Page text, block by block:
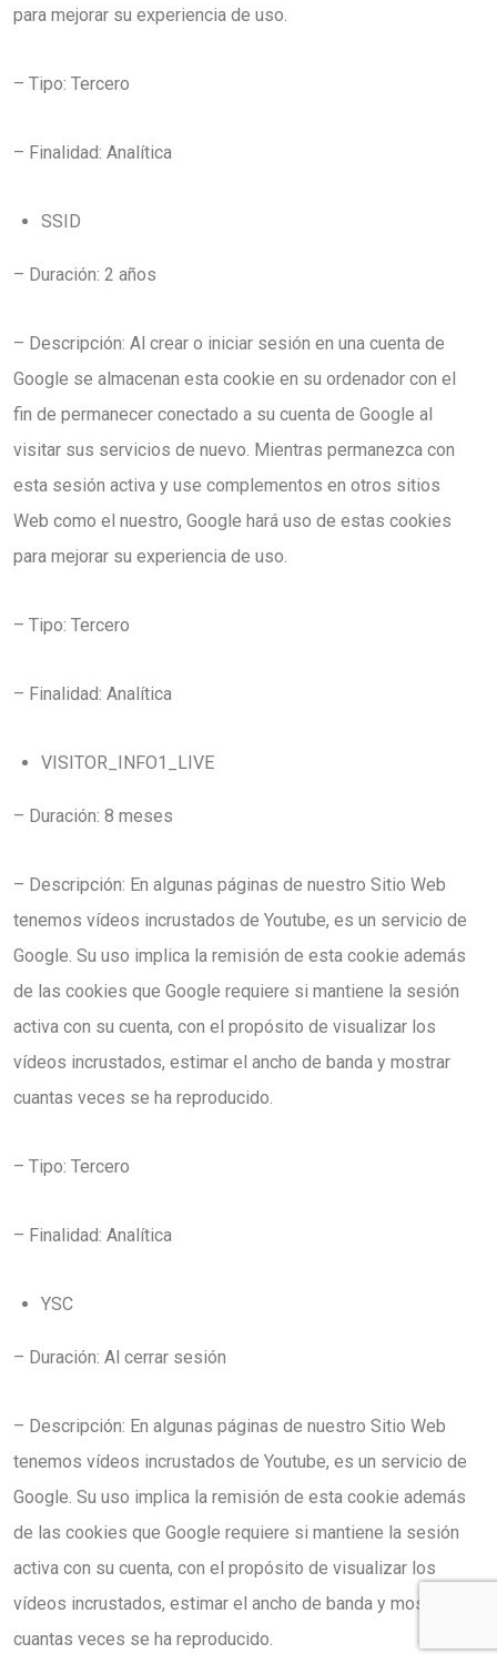
para mejorar su experiencia de uso.
– Tipo: Tercero
– Finalidad: Analítica
SSID
– Duración: 2 años
– Descripción: Al crear o iniciar sesión en una cuenta de
Google se almacenan esta cookie en su ordenador con el
fin de permanecer conectado a su cuenta de Google al
visitar sus servicios de nuevo. Mientras permanezca con
esta sesión activa y use complementos en otros sitios
Web como el nuestro, Google hará uso de estas cookies
para mejorar su experiencia de uso.
– Tipo: Tercero
– Finalidad: Analítica
VISITOR_INFO1_LIVE
– Duración: 8 meses
– Descripción: En algunas páginas de nuestro Sitio Web
tenemos vídeos incrustados de Youtube, es un servicio de
Google. Su uso implica la remisión de esta cookie además
de las cookies que Google requiere si mantiene la sesión
activa con su cuenta, con el propósito de visualizar los
vídeos incrustados, estimar el ancho de banda y mostrar
cuantas veces se ha reproducido.
– Tipo: Tercero
– Finalidad: Analítica
YSC
– Duración: Al cerrar sesión
– Descripción: En algunas páginas de nuestro Sitio Web
tenemos vídeos incrustados de Youtube, es un servicio de
Google. Su uso implica la remisión de esta cookie además
de las cookies que Google requiere si mantiene la sesión
activa con su cuenta, con el propósito de visualizar los
vídeos incrustados, estimar el ancho de banda y mostrar
cuantas veces se ha reproducido.